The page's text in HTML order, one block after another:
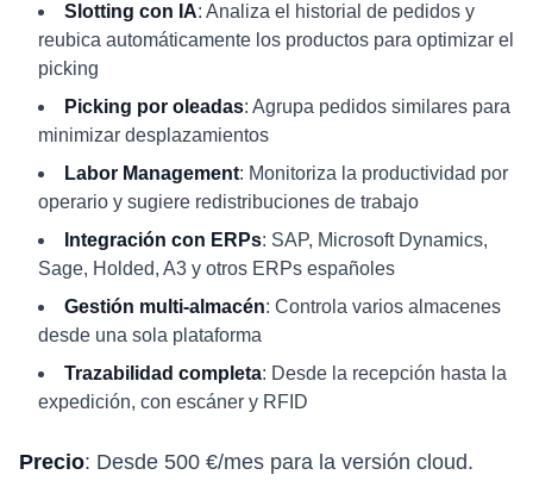
Slotting con IA: Analiza el historial de pedidos y
reubica automáticamente los productos para optimizar el
picking
Picking por oleadas: Agrupa pedidos similares para
minimizar desplazamientos
Labor Management: Monitoriza la productividad por
operario y sugiere redistribuciones de trabajo
Integración con ERPs: SAP, Microsoft Dynamics,
Sage, Holded, A3 y otros ERPs españoles
Gestión multi-almacén: Controla varios almacenes
desde una sola plataforma
Trazabilidad completa: Desde la recepción hasta la
expedición, con escáner y RFID
Precio: Desde 500 €/mes para la versión cloud.